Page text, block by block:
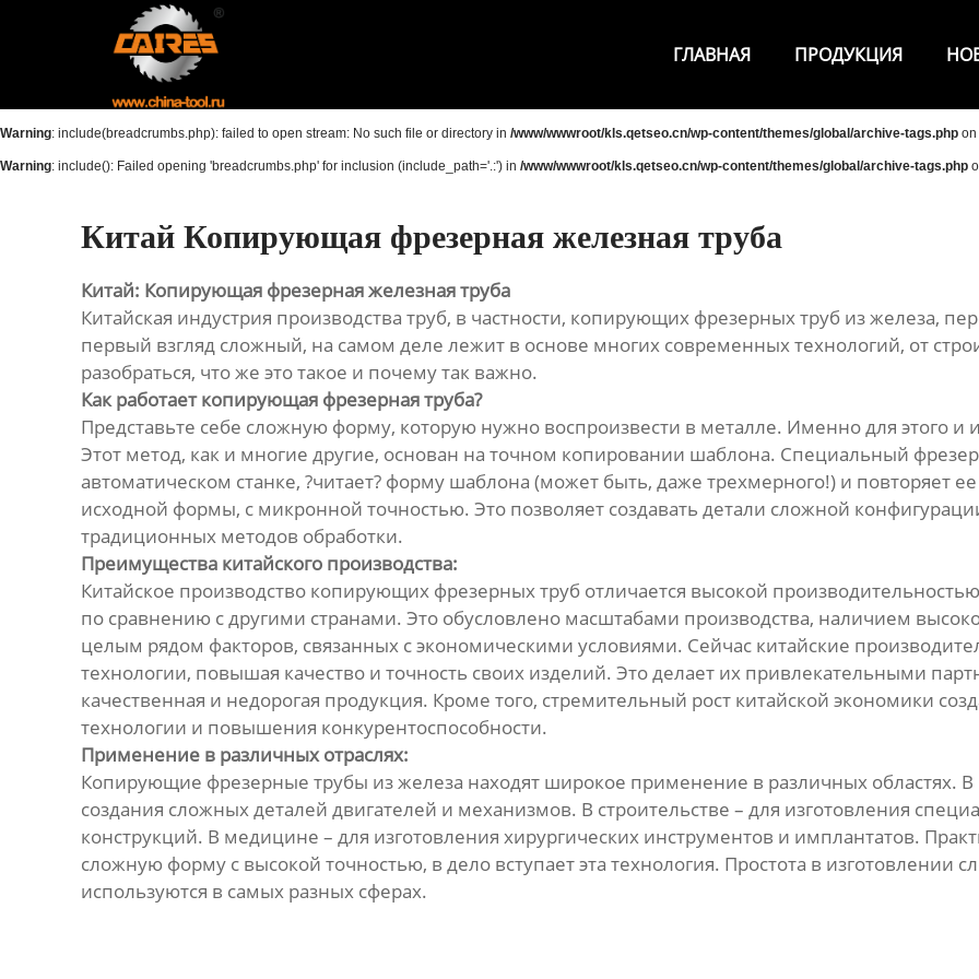
ГЛАВНАЯ ПРОДУКЦИЯ
Новости
Контакты
Warning: include(breadcrumbs.php): failed to open stream: No such file or directory in /www/wwwroot/kls.qetseo.cn/wp-content/themes/global/archive-tags.php
Warning: include(): Failed opening 'breadcrumbs.php' for inclusion (include_path='.:') in /www/wwwroot/kls.qetseo.cn/wp-content/themes/global/archive-tags.php
Китай Копирующая фрезерная железная труба
Китай: Копирующая фрезерная железная труба
Китайская индустрия производства труб, в частности, копирующих фрезерных труб из железа,
первый взгляд сложный, на самом деле лежит в основе многих современных технологий, от
разобраться, что же это такое и почему так важно.
Как работает копирующая фрезерная труба?
Представьте себе сложную форму, которую нужно воспроизвести в металле. Именно для этого и
Этот метод, как и многие другие, основан на точном копировании шаблона. Специальный
автоматическом станке, ?читает? форму шаблона (может быть, даже трехмерного!) и повторяет
исходной формы, с микронной точностью. Это позволяет создавать детали сложной
традиционных методов обработки.
Преимущества китайского производства:
Китайское производство копирующих фрезерных труб отличается высокой
по сравнению с другими странами. Это обусловлено масштабами производства, наличием
целым рядом факторов, связанных с экономическими условиями. Сейчас китайские
технологии, повышая качество и точность своих изделий. Это делает их привлекательными
качественная и недорогая продукция. Кроме того, стремительный рост китайской экономики
технологии и повышения конкурентоспособности.
Применение в различных отраслях:
Копирующие фрезерные трубы из железа находят широкое применение в различных областях.
создания сложных деталей двигателей и механизмов. В строительстве – для изготовления
конструкций. В медицине – для изготовления хирургических инструментов и имплантатов.
сложную форму с высокой точностью, в дело вступает эта технология. Простота в изготовлении
используются в самых разных сферах.